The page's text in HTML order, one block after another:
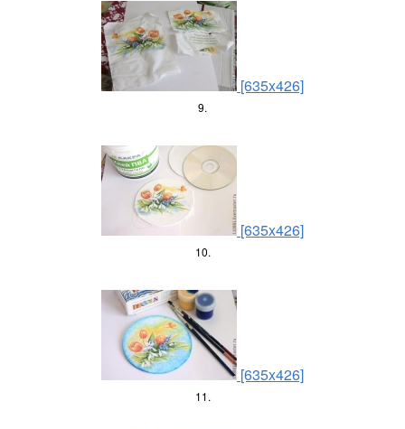
[635x426]
9.
[635x426]
10.
[635x426]
11.